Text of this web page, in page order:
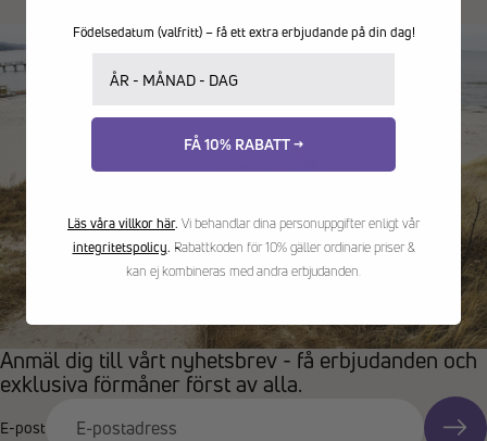
Anmäl dig till vårt nyhetsbrev - få erbjudanden och
exklusiva förmåner först av alla.
E-post
Födelsedatum (valfritt) – få ett extra erbjudande på din dag!
FÅ 10% RABATT →
Läs våra villkor här. Vi behandlar dina personuppgifter enligt vår
integritetspolicy. Rabattkoden för 10% gäller ordinarie priser &
kan ej kombineras med andra erbjudanden.